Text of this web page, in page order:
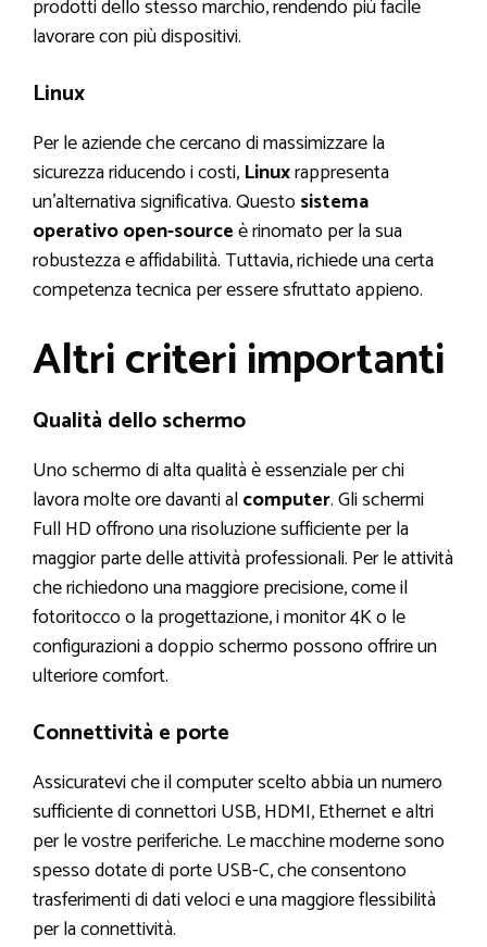
prodotti dello stesso marchio, rendendo più facile
lavorare con più dispositivi.
Linux
Per le aziende che cercano di massimizzare la
sicurezza riducendo i costi, Linuxrappresenta
un’alternativa significativa. Questosistema
operativo open-sourceè rinomato per la sua
robustezza e affidabilità. Tuttavia, richiede una certa
competenza tecnica per essere sfruttato appieno.
Altri criteri importanti
Qualità dello schermo
Uno schermo di alta qualità è essenziale per chi
lavora molte ore davanti alcomputer. Gli schermi
Full HD offrono una risoluzione sufficiente per la
maggior parte delle attività professionali. Per le attività
che richiedono una maggiore precisione, come il
fotoritocco o la progettazione, i monitor 4K o le
configurazioni a doppio schermo possono offrire un
ulteriore comfort.
Connettività e porte
Assicuratevi che il computer scelto abbia un numero
sufficiente di connettori USB, HDMI, Ethernet e altri
per le vostre periferiche. Le macchine moderne sono
spesso dotate di porte USB-C, che consentono
trasferimenti di dati veloci e una maggiore flessibilità
per la connettività.